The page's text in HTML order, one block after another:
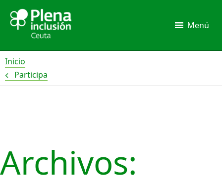
contenido
Menú
Inicio
Participa
Archivos: